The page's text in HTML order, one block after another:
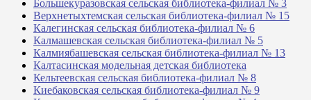
Большекуразовская сельская библиотека-филиал № 3
Верхнетыхтемская сельская библиотека-филиал № 15
Калегинская сельская библиотека-филиал № 6
Калмашевская сельская библиотека-филиал № 5
Калмиябашевская сельская библиотека-филиал № 13
Калтасинская модельная детская библиотека
Кельтеевская сельская библиотека-филиал № 8
Киебаковская сельская библиотека-филиал № 9